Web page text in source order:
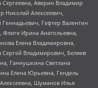
Сергеевна, Аверин Владимир
Алексеевич,
Гефтер Валентин
Ирина Анатольевна,
Елена Владимировна,
Владимирович, Беляев
Ганнушкина Светлана
Елена Юрьевна, Гендель
Шуманов Илья